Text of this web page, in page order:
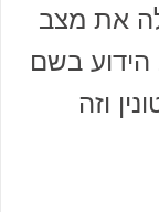
את מצב
הידוע בשם
וזה